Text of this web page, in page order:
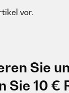
vor.
Sie
Sie 10 €